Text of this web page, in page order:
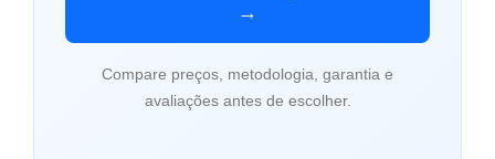
→
Compare preços, metodologia, garantia e
avaliações antes de escolher.